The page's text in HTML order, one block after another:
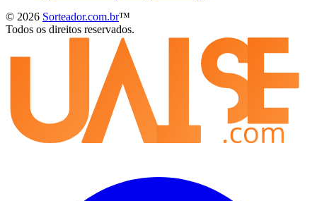
© 2026 Sorteador.com.br™
Todos os direitos reservados.